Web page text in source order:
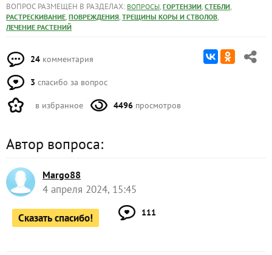
ВОПРОС РАЗМЕЩЕН В РАЗДЕЛАХ: ВОПРОСЫ, ГОРТЕНЗИИ, СТЕБЛИ,
РАСТРЕСКИВАНИЕ, ПОВРЕЖДЕНИЯ, ТРЕЩИНЫ КОРЫ И СТВОЛОВ,
ЛЕЧЕНИЕ РАСТЕНИЙ
24 комментария
3 спасибо за вопрос
в избранное 4496 просмотров
Автор вопроса:
Margo88
4 апреля 2024, 15:45
Сказать спасибо! 111